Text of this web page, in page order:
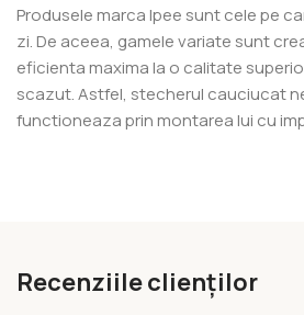
Produsele marca Ipee sunt cele pe
zi. De aceea, gamele variate sunt
eficienta maxima la o calitate
scazut. Astfel, stecherul cauciucat
functioneaza prin montarea lui cu
Recenziile clienților